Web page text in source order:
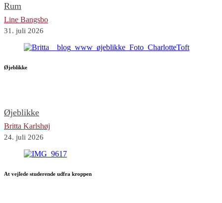
Rum
Line Bangsbo
31. juli 2026
Øjeblikke
Øjeblikke
Britta Karlshøj
24. juli 2026
At vejlede studerende udfra kroppen